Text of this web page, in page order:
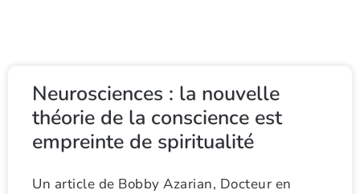
Neurosciences : la nouvelle
théorie de la conscience est
empreinte de spiritualité
Un article de Bobby Azarian, Docteur en